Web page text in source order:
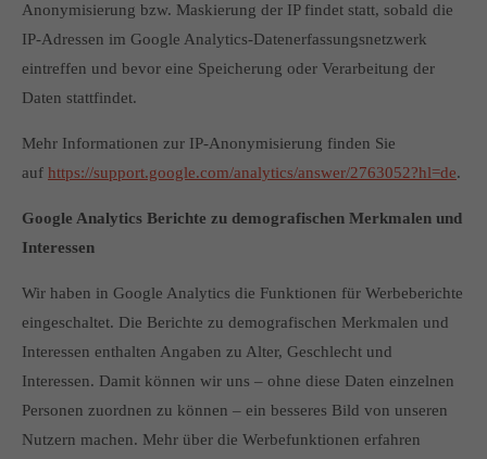
Anonymisierung bzw. Maskierung der IP findet statt, sobald die
IP-Adressen im Google Analytics-Datenerfassungsnetzwerk
eintreffen und bevor eine Speicherung oder Verarbeitung der
Daten stattfindet.
Mehr Informationen zur IP-Anonymisierung finden Sie
auf https://support.google.com/analytics/answer/2763052?hl=de.
Google Analytics Berichte zu demografischen Merkmalen und
Interessen
Wir haben in Google Analytics die Funktionen für Werbeberichte
eingeschaltet. Die Berichte zu demografischen Merkmalen und
Interessen enthalten Angaben zu Alter, Geschlecht und
Interessen. Damit können wir uns – ohne diese Daten einzelnen
Personen zuordnen zu können – ein besseres Bild von unseren
Nutzern machen. Mehr über die Werbefunktionen erfahren